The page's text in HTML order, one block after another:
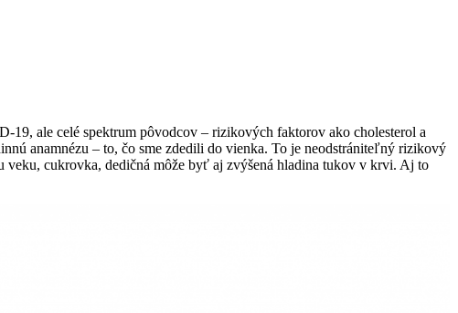
19, ale celé spektrum pôvodcov – rizikových faktorov ako cholesterol a
anamnézu – to, čo sme zdedili do vienka. To je neodstrániteľný rizikový
veku, cukrovka, dedičná môže byť aj zvýšená hladina tukov v krvi. Aj to